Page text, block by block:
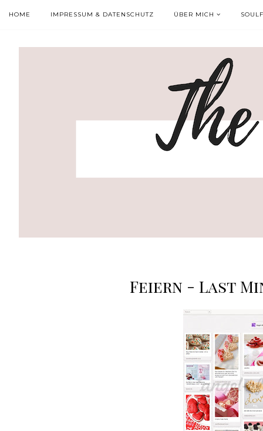
HOME IMPRESSUM & DATENSCHUTZ ÜBER MICH
Feiern - Last